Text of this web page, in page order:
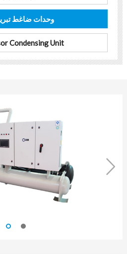
وحدات ضاغط
Condensing Unit
